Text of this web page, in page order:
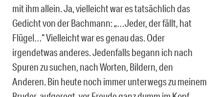
mit ihm allein. Ja, vielleicht war es tatsächlich das
Gedicht von der Bachmann: „…Jeder, der fällt, hat
Flügel…“ Vielleicht war es genau das. Oder
irgendetwas anderes. Jedenfalls begann ich nach
Spuren zu suchen, nach Worten, Bildern, den
Anderen. Bin heute noch immer unterwegs zu meinem